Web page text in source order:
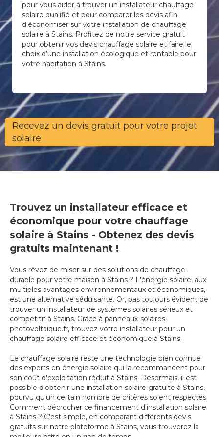
pour vous aider à trouver un installateur chauffage
solaire qualifié et pour comparer les devis afin
d'économiser sur votre installation de chauffage
solaire à Stains. Profitez de notre service gratuit
pour obtenir vos devis chauffage solaire et faire le
choix d’une installation écologique et rentable pour
votre habitation à Stains.
Recevez un devis gratuit pour votre projet
solaire
Trouvez un installateur efficace et
économique pour votre chauffage
solaire à Stains - Obtenez des devis
gratuits maintenant !
Vous rêvez de miser sur des solutions de chauffage
durable pour votre maison à Stains ? L'énergie solaire, aux
multiples avantages environnementaux et économiques,
est une alternative séduisante. Or, pas toujours évident de
trouver un installateur de systèmes solaires sérieux et
compétitif à Stains. Grâce à panneaux-solaires-
photovoltaique.fr, trouvez votre installateur pour un
chauffage solaire efficace et économique à Stains.
Le chauffage solaire reste une technologie bien connue
des experts en énergie solaire qui la recommandent pour
son coût d'exploitation réduit à Stains. Désormais, il est
possible d'obtenir une installation solaire gratuite à Stains,
pourvu qu'un certain nombre de critères soient respectés.
Comment décrocher ce financement d'installation solaire
à Stains ? C'est simple, en comparant différents devis
gratuits sur notre plateforme à Stains, vous trouverez la